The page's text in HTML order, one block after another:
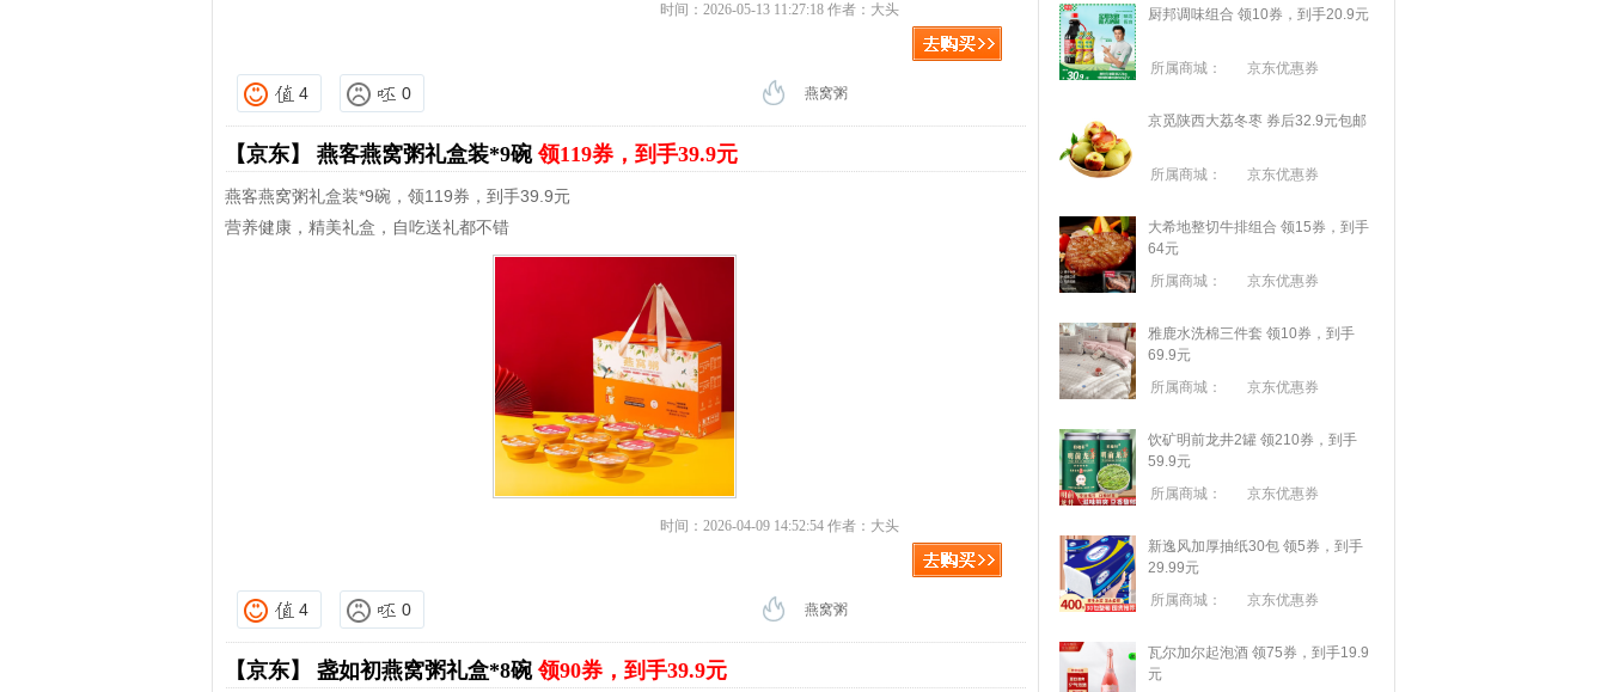
时间：2026-05-13 11:27:18 作者：大头
4 0 燕窝粥
【京东】 燕客燕窝粥礼盒装*9碗领119券，到手39.9元
燕客燕窝粥礼盒装*9碗，领119券，到手39.9元
营养健康，精美礼盒，自吃送礼都不错
时间：2026-04-09 14:52:54 作者：大头
4 0 燕窝粥
【京东】 盏如初燕窝粥礼盒*8碗领90券，到手39.9元
厨邦调味组合 领10券，到手20.9元
所属商城： 京东优惠券
京觅陕西大荔冬枣 券后32.9元包邮
所属商城： 京东优惠券
大希地整切牛排组合 领15券，到手
64元
所属商城：
京东优惠券
雅鹿水洗棉三件套 领10券，到手
69.9元
所属商城：
京东优惠券
饮矿明前龙井2罐 领210券，到手
59.9元
所属商城：
京东优惠券
新逸风加厚抽纸30包 领5券，到手
29.99元
所属商城：
京东优惠券
瓦尔加尔起泡酒 领75券，到手19.9
元